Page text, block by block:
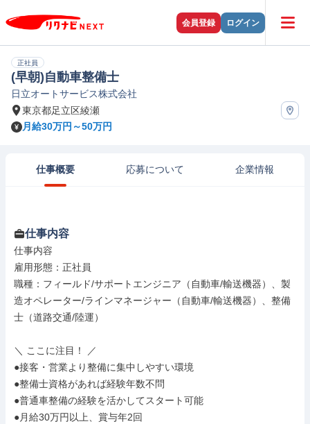
会員登録 ログイン
正社員
(早朝)自動車整備士
日立オートサービス株式会社
東京都足立区綾瀬
月給30万円～50万円
仕事概要 応募について 企業情報
仕事内容
仕事内容
雇用形態：正社員
職種：フィールド/サポートエンジニア（自動車/輸送機器）、製
造オペレーター/ラインマネージャー（自動車/輸送機器）、整備
士（道路交通/陸運）
＼ ここに注目！ ／
●接客・営業より整備に集中しやすい環境
●整備士資格があれば経験年数不問
●普通車整備の経験を活かしてスタート可能
●月給30万円以上、賞与年2回